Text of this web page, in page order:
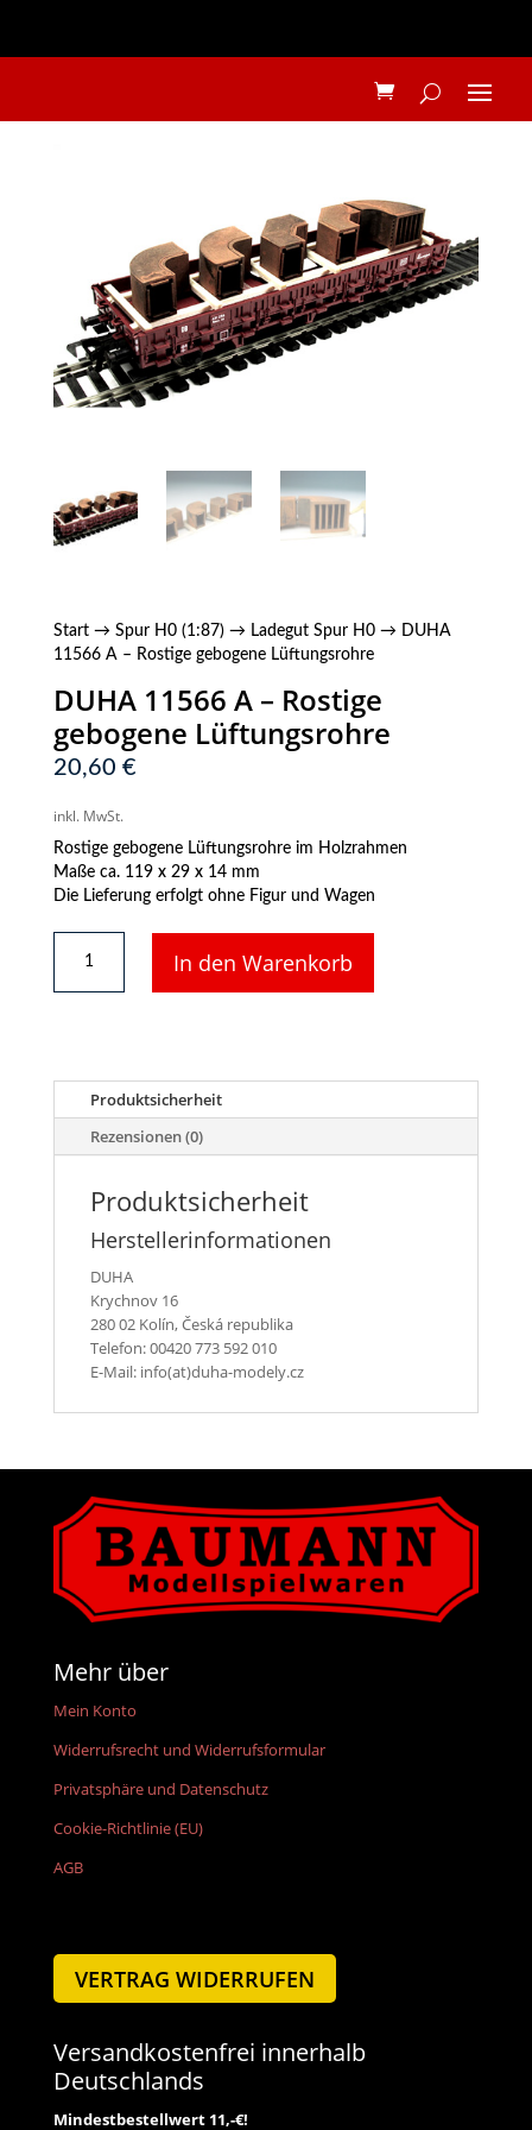
Start→ Spur H0 (1:87)→ Ladegut Spur H0→ DUHA
11566 A – Rostige gebogene Lüftungsrohre
DUHA 11566 A – Rostige
gebogene Lüftungsrohre
20,60 €
inkl. MwSt.
Rostige gebogene Lüftungsrohre im Holzrahmen
Maße ca. 119 x 29 x 14 mm
Die Lieferung erfolgt ohne Figur und Wagen
11566
A
Lüftungsrohre
Menge
In den Warenkorb
Produktsicherheit
Rezensionen (0)
Produktsicherheit
Herstellerinformationen
DUHA
Krychnov 16
280 02 Kolín, Česká republika
Telefon: 00420 773 592 010
E-Mail: info(at)duha-modely.cz
Mehr über
Mein Konto
Widerrufsrecht und Widerrufsformular
Privatsphäre und Datenschutz
Cookie-Richtlinie (EU)
AGB
VERTRAG WIDERRUFEN
Versandkostenfrei innerhalb
Deutschlands
Mindestbestellwert 11,-€!